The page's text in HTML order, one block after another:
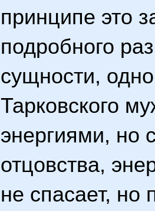
принципе это
подробного
сущности,
Тарковского
энергиями, но
отцовства,
не спасает, но